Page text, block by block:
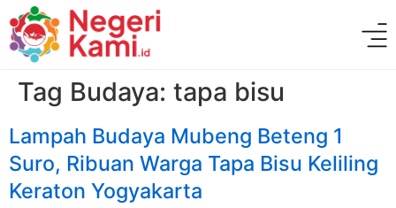
Tag Budaya: tapa bisu
Lampah Budaya Mubeng Beteng 1
Suro, Ribuan Warga Tapa Bisu Keliling
Keraton Yogyakarta